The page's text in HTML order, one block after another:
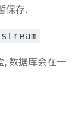
保存.
数据库会在一